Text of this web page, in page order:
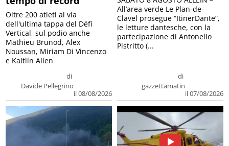
di
Davide Pellegrino
il 08/08/2026
Oltre 200 atleti al via
dell'ultima tappa del Défì
Vertical, sul podio anche
Mathieu Brunod, Alex
Noussan, Miriam Di Vincenzo
e Kaitlin Allen
di
gazzettamatin
il 07/08/2026
All’area verde Le Plan-de-
Clavel prosegue “ItinerDante”,
le letture dantesche, con la
partecipazione di Antonello
Pistritto (...